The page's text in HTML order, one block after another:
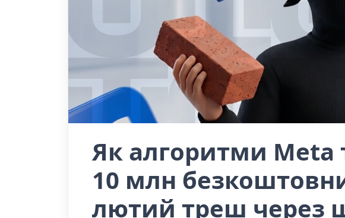
Як алгоритми Meta
10 млн
лютий треш через